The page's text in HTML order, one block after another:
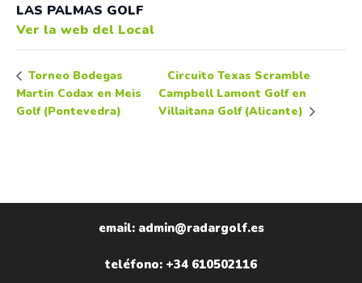
LAS PALMAS GOLF
Ver la web del Local
Torneo Bodegas
Martin Codax en Meis
Golf (Pontevedra)
Circuito Texas Scramble
Campbell Lamont Golf en
Villaitana Golf (Alicante)
email: admin@radargolf.es
teléfono: +34 610502116